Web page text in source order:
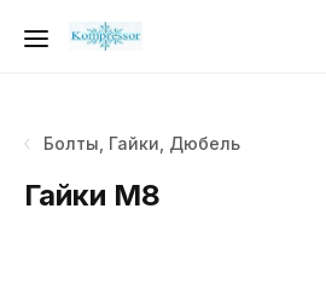
Болты, Гайки, Дюбель
Гайки М8